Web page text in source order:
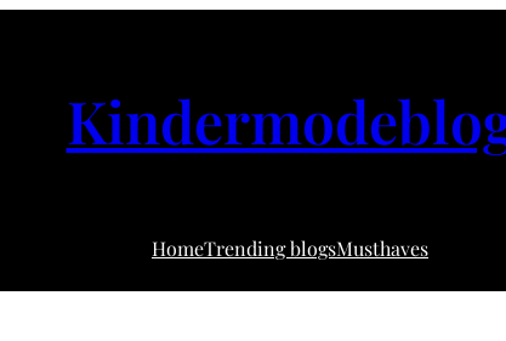
HomeTrending blogsMusthaves